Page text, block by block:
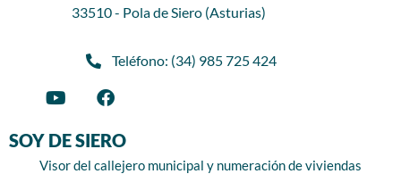
33510 - Pola de Siero (Asturias)
Teléfono: (34) 985 725 424
SOY DE SIERO
Visor del callejero municipal y numeración de viviendas